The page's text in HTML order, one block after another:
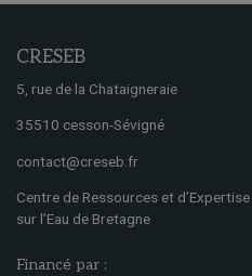
CRESEB
5, rue de la Chataigneraie
35510 cesson-Sévigné
contact@creseb.fr
Centre de Ressources et
sur l’Eau de Bretagne
Financé par :